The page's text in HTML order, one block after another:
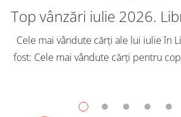
Top vânzări iulie 2026.
Cele mai vândute cărți ale lui iulie în
fost: Cele mai vândute cărți pentru